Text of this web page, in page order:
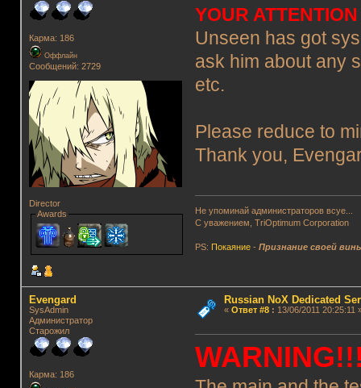
Карма: 186
Оффлайн
Сообщений: 2729
Director
Awards
YOUR
Unseen has got
ask him about any
etc.
Please reduce to
Thank you,
Не упоминай администраторов всуе...
С уважением, TriOptimum Corporation
PS: Покаяние -Признание своей
Evengard
SysAdmin
Администратор
Старожил
Карма: 186
Russian NoX Dedicated
« Ответ #8: 13/06/2011 20:25:11